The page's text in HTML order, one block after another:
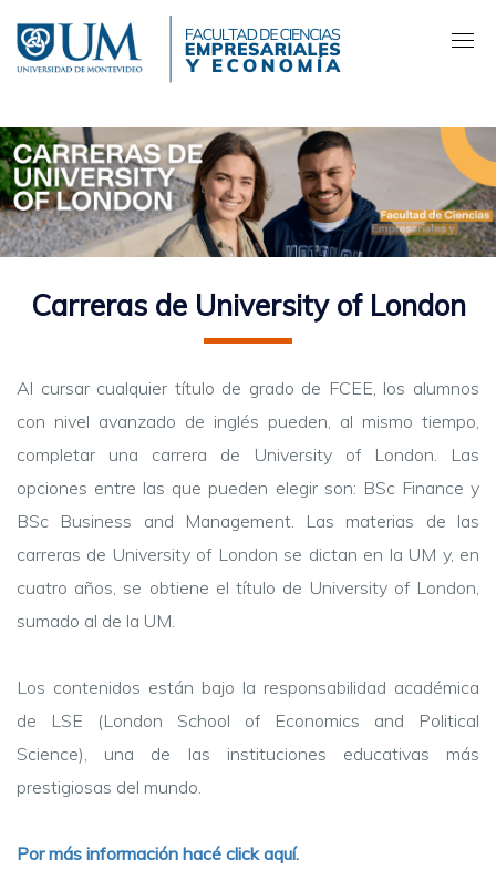
contenido
principal
Carreras de University of London
Al cursar cualquier título de grado de FCEE, los alumnos
con nivel avanzado de inglés pueden, al mismo tiempo,
completar una carrera de University of London. Las
opciones entre las que pueden elegir son: BSc Finance y
BSc Business and Management. Las materias de las
carreras de University of London se dictan en la UM y, en
cuatro años, se obtiene el título de University of London,
sumado al de la UM.
Los contenidos están bajo la responsabilidad académica
de LSE (London School of Economics and Political
Science), una de las instituciones educativas más
prestigiosas del mundo.
Por más información hacé click aquí.